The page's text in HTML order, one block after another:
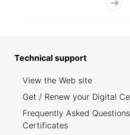
Technical support
View the Web site
Get / Renew your Digital
Frequently Asked
Certificates